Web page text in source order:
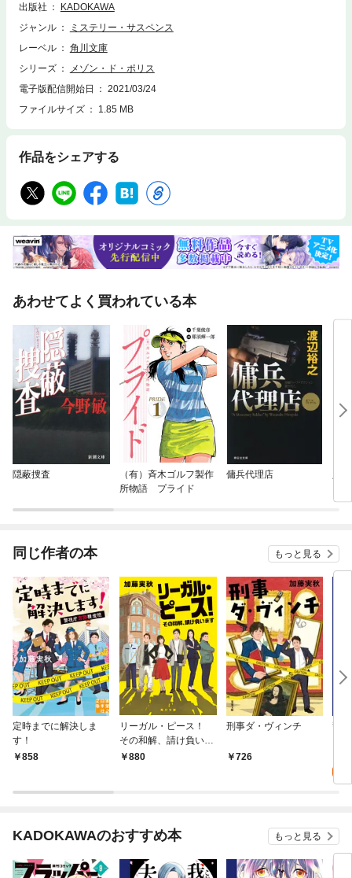
出版社
KADOKAWA
ジャンル
ミステリー・サスペンス
レーベル
角川文庫
シリーズ
メゾン・ド・ポリス
電子版配信開始日
2021/03/24
ファイルサイズ
1.85 MB
作品をシェアする
あわせてよく買われている本
隠蔽捜査
（有）斉木ゴルフ製作
所物語 プライド
傭兵代理店
同じ作者の本 もっと見る
定時までに解決しま
す！
858
リーガル・ピース！
その和解、請け負いま
す880
刑事ダ・ヴィンチ
726
警
KADOKAWAのおすすめ本 もっと見る